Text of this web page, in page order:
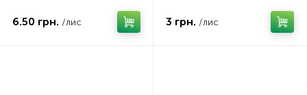
6.50 грн. /лис 3 грн. /лис